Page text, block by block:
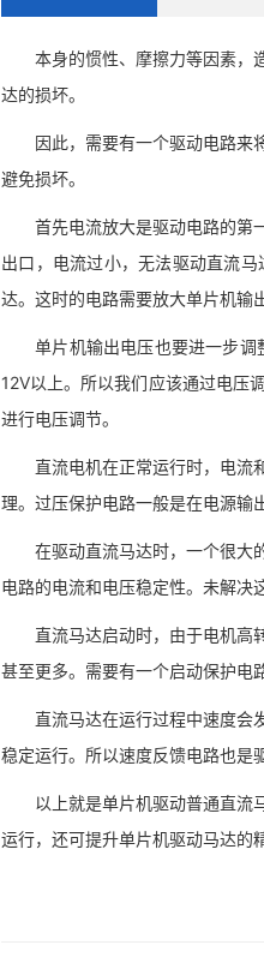
本身的惯性、摩擦力等因素，造
达的损坏。
因此，需要有一个驱动电路来将
避免损坏。
首先电流放大是驱动电路的第一
出口，电流过小，无法驱动直流
达。这时的电路需要放大单片机输
单片机输出电压也要进一步调
12V以上。所以我们应该通过电压
进行电压调节。
直流电机在正常运行时，电流和
理。过压保护电路一般是在电源输
在驱动直流马达时，一个很大的
电路的电流和电压稳定性。未解决
直流马达启动时，由于电机高转
甚至更多。需要有一个启动保护电
直流马达在运行过程中速度会发
稳定运行。所以速度反馈电路也是
以上就是单片机驱动普通直流马
运行，还可提升单片机驱动马达的